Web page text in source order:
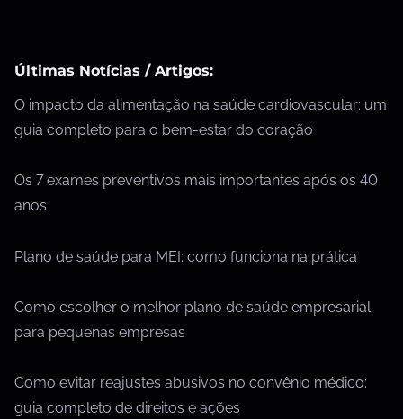
Últimas Notícias / Artigos:
O impacto da alimentação na saúde cardiovascular: um
guia completo para o bem-estar do coração
Os 7 exames preventivos mais importantes após os 40
anos
Plano de saúde para MEI: como funciona na prática
Como escolher o melhor plano de saúde empresarial
para pequenas empresas
Como evitar reajustes abusivos no convênio médico:
guia completo de direitos e ações